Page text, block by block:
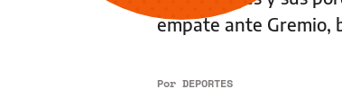
empate ante Gremio,
Por DEPORTES